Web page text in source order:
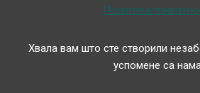
Политика
Хвала вам што сте створили
успомене са